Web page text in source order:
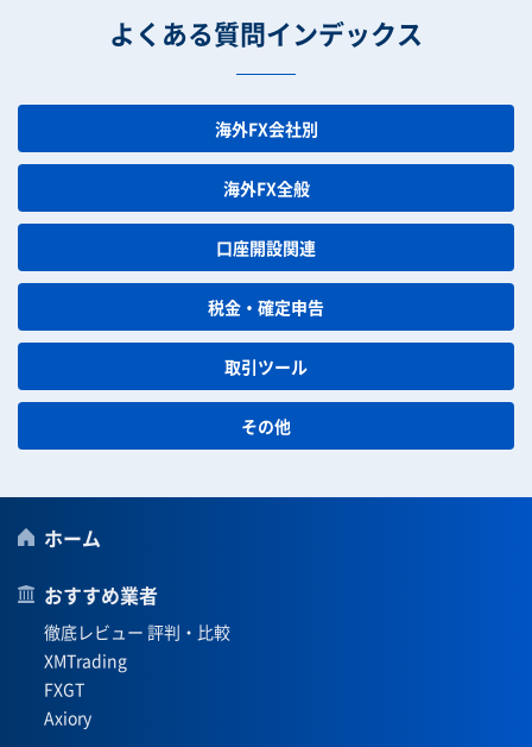
よくある質問インデックス
海外FX会社別
海外FX全般
口座開設関連
税金・確定申告
取引ツール
その他
ホーム
おすすめ業者
徹底レビュー 評判・比較
XMTrading
FXGT
Axiory